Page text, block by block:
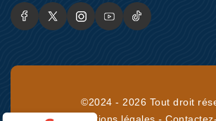
©2024 - 2026 Tout droit